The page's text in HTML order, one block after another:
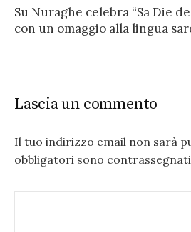
Su Nuraghe celebra “Sa Die
con un omaggio alla lingua
Lascia un commento
Il tuo indirizzo email non sarà
obbligatori sono contrassegnati